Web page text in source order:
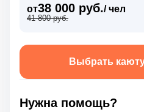
от38 000 руб./ чел
41 800 руб.
Выбрать
Нужна помощь?